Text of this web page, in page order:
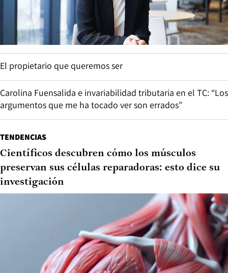
El propietario que queremos ser
Carolina Fuensalida e invariabilidad tributaria en el TC: “Los
argumentos que me ha tocado ver son errados”
TENDENCIAS
Científicos descubren cómo los músculos
preservan sus células reparadoras: esto dice su
investigación